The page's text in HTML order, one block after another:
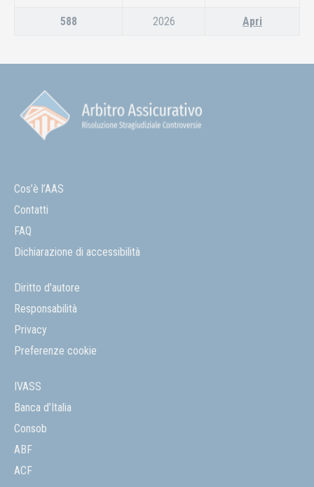
588 2026 Apri
Cos’è l’AAS
Contatti
FAQ
Dichiarazione di accessibilità
Diritto d'autore
Responsabilità
Privacy
Preferenze cookie
IVASS
Banca d’Italia
Consob
ABF
ACF